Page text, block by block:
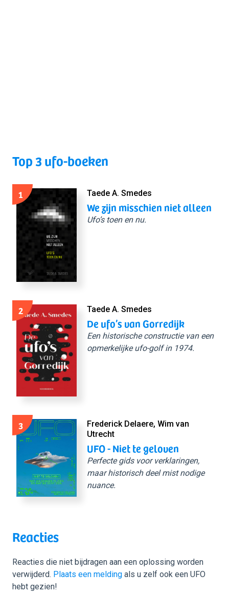
Top 3 ufo-boeken
1 Taede A. Smedes
We zijn misschien niet alleen
Ufo’s toen en nu.
2 Taede A. Smedes
De ufo’s van Gorredijk
Een historische constructie van een
opmerkelijke ufo-golf in 1974.
3
Frederick Delaere, Wim van
Utrecht
UFO - Niet te geloven
Perfecte gids voor verklaringen,
maar historisch deel mist nodige
nuance.
Reacties
Reacties die niet bijdragen aan een oplossing worden
verwijderd. Plaats een melding als u zelf ook een UFO
hebt gezien!